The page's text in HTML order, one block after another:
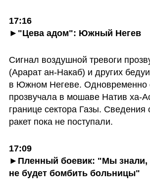
17:16
► "Цева адом": Южный Негев
Сигнал воздушной тревоги
(Арарат ан-Накаб) и других
в Южном Негеве. Одновременно
прозвучала в мошаве Натив ха-
границе сектора Газы. Сведения
ракет пока не поступали.
17:09
► Пленный боевик: "Мы знали,
не будет бомбить больницы"